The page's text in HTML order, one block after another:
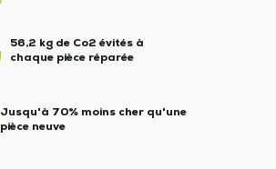
56,2 kg de Co2 évités à
chaque pièce réparée
Jusqu'à 70% moins cher qu'une
pièce neuve